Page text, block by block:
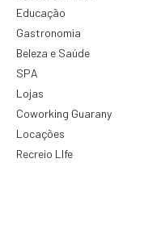
Educação
Gastronomia
Beleza e Saúde
SPA
Lojas
Coworking Guarany
Locações
Recreio LIfe